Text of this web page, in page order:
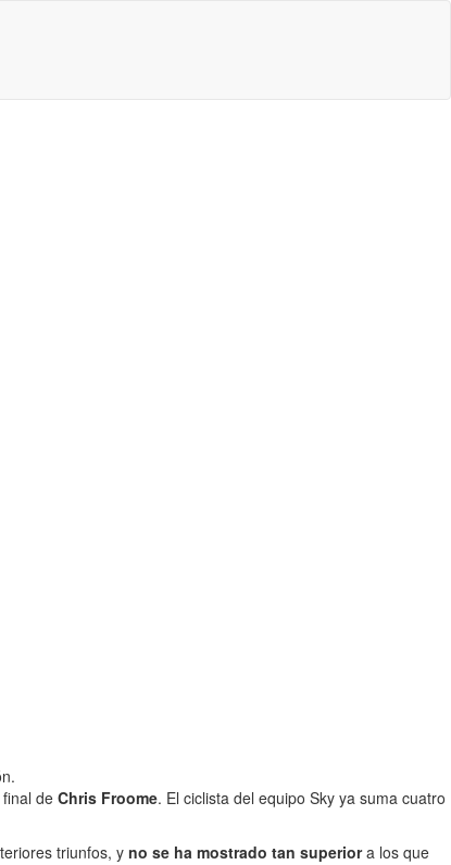
de Chris Froome. El ciclista del equipo Sky ya suma cuatro
triunfos, y no se ha mostrado tan superiora los que